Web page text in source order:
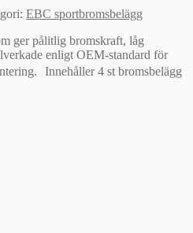
EBC sportbromsbelägg
ger pålitlig bromskraft, låg
enligt OEM-standard för
Innehåller 4 st bromsbelägg